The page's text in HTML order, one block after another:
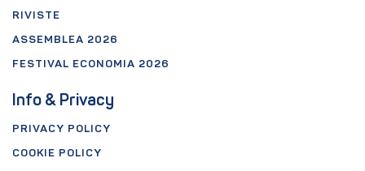
RIVISTE
ASSEMBLEA 2026
FESTIVAL ECONOMIA 2026
Info & Privacy
PRIVACY POLICY
COOKIE POLICY